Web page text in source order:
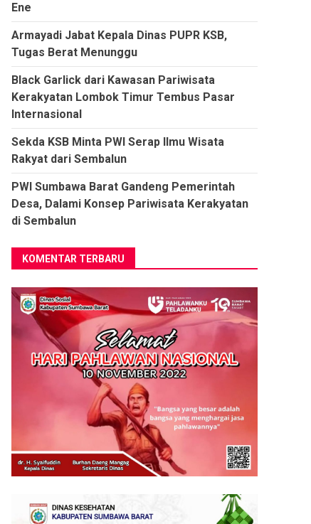
Ene
Armayadi Jabat Kepala Dinas PUPR KSB,
Tugas Berat Menunggu
Black Garlick dari Kawasan Pariwisata
Kerakyatan Lombok Timur Tembus Pasar
Internasional
Sekda KSB Minta PWI Serap Ilmu Wisata
Rakyat dari Sembalun
PWI Sumbawa Barat Gandeng Pemerintah
Desa, Dalami Konsep Pariwisata Kerakyatan
di Sembalun
KOMENTAR TERBARU